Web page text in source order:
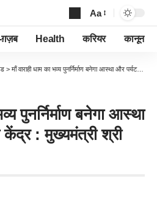
Font
Resizer
Aa
Health करियर कानून
> माँ वाराही धाम का भव्य पुनर्निर्माण बनेगा आस्था और पर्यटन का नया केंद्र : मुख्यमंत्री श्री धामी
पुनर्निर्माण बनेगा आस्था
: मुख्यमंत्री श्री